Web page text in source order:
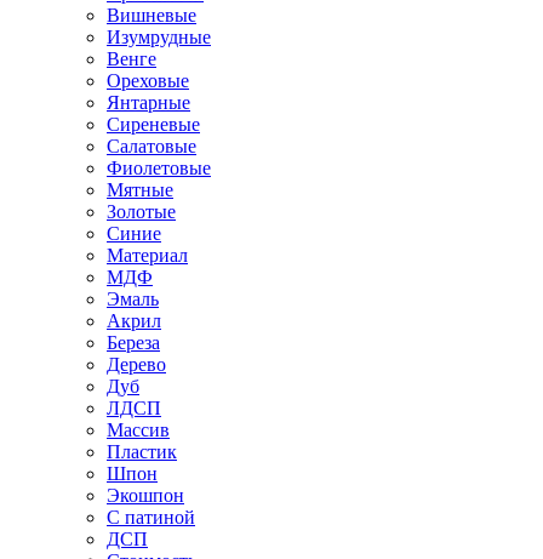
Вишневые
Изумрудные
Венге
Ореховые
Янтарные
Сиреневые
Салатовые
Фиолетовые
Мятные
Золотые
Синие
Материал
МДФ
Эмаль
Акрил
Береза
Дерево
Дуб
ЛДСП
Массив
Пластик
Шпон
Экошпон
С патиной
ДСП